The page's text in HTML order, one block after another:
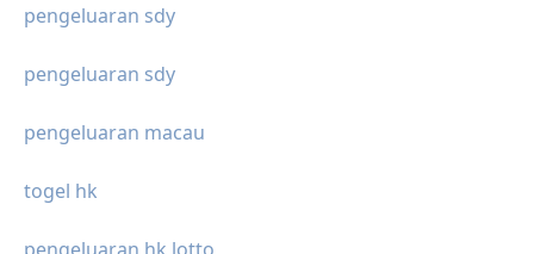
pengeluaran sdy
pengeluaran sdy
pengeluaran macau
togel hk